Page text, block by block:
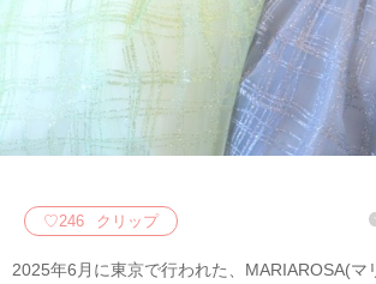
♡246 クリップ
2025年6月に東京で行われた、MARIAROSA(マ